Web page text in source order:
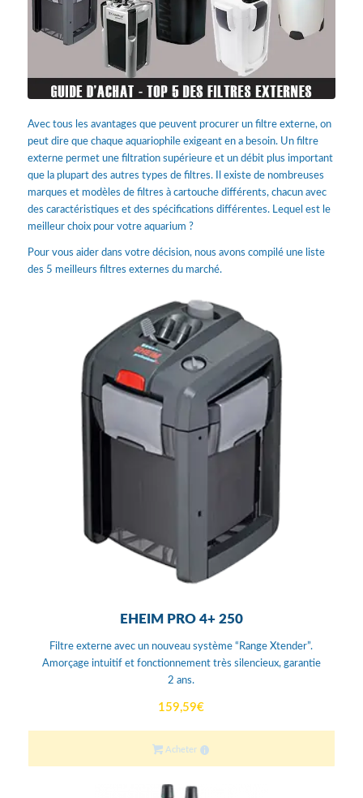
Avec tous les avantages que peuvent procurer un filtre externe, on
peut dire que chaque aquariophile exigeant en a besoin. Un filtre
externe permet une filtration supérieure et un débit plus important
que la plupart des autres types de filtres. Il existe de nombreuses
marques et modèles de filtres à cartouche différents, chacun avec
des caractéristiques et des spécifications différentes. Lequel est le
meilleur choix pour votre aquarium ?
Pour vous aider dans votre décision, nous avons compilé une liste
des 5 meilleurs filtres externes du marché.
EHEIM PRO 4+ 250
Filtre externe avec un nouveau système “Range Xtender”.
Amorçage intuitif et fonctionnement très silencieux, garantie
2 ans.
159,59€
Acheter